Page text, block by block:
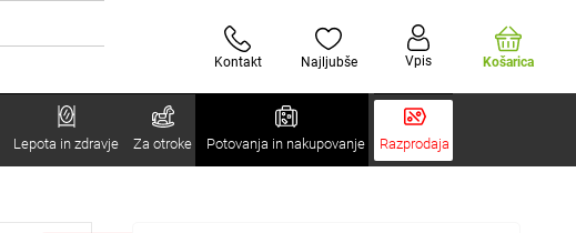
Kontakt Najljubše Vpis Košarica
Lepota in zdravje Za otroke Potovanja in nakupovanje Razprodaja